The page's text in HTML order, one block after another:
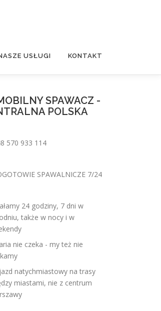
USŁUGI KONTAKT
SPAWACZ -
POLSKA
570 933 114
SPAWALNICZE 7/24
24 godziny, 7 dni w
także w nocy i w
nie czeka - my też nie
natychmiastowy na trasy
miastami, nie z centrum